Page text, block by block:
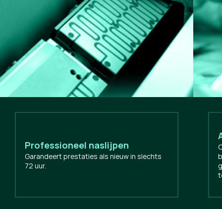
Professioneel naslijpen
Garandeert prestaties als nieuw in slechts
72 uur.